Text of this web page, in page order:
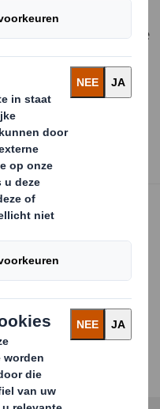
voor een stevige
voor een stabiele
verschillende
supply chain.